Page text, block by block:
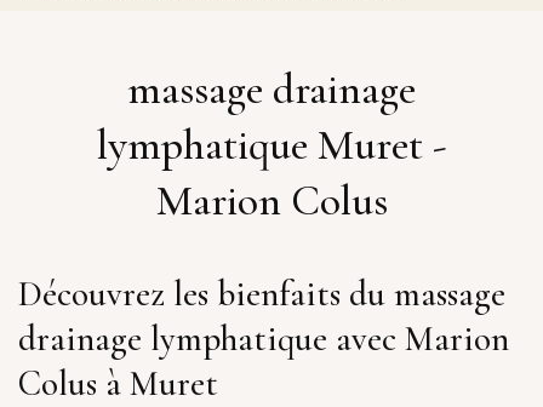
massage drainage
lymphatique Muret -
Marion Colus
Découvrez les bienfaits du massage
drainage lymphatique avec Marion
Colus à Muret